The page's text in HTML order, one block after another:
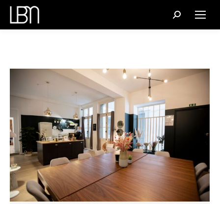
Recherche
: